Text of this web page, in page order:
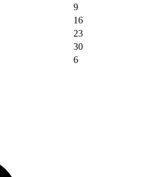
9
16
23
30
6